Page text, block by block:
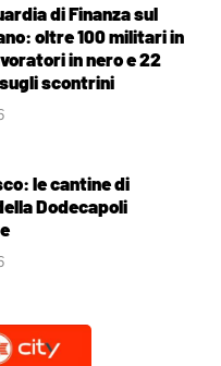
di Finanza sul
oltre 100 militari in
in nero e 22
scontrini
le cantine di
Dodecapoli